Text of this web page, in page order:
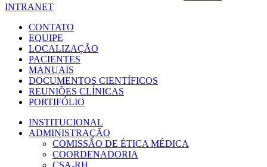
INTRANET
CONTATO
EQUIPE
LOCALIZAÇÃO
PACIENTES
MANUAIS
DOCUMENTOS CIENTÍFICOS
REUNIÕES CLÍNICAS
PORTIFÓLIO
INSTITUCIONAL
ADMINISTRAÇÃO
COMISSÃO DE ÉTICA MÉDICA
COORDENADORIA
CSA-RH